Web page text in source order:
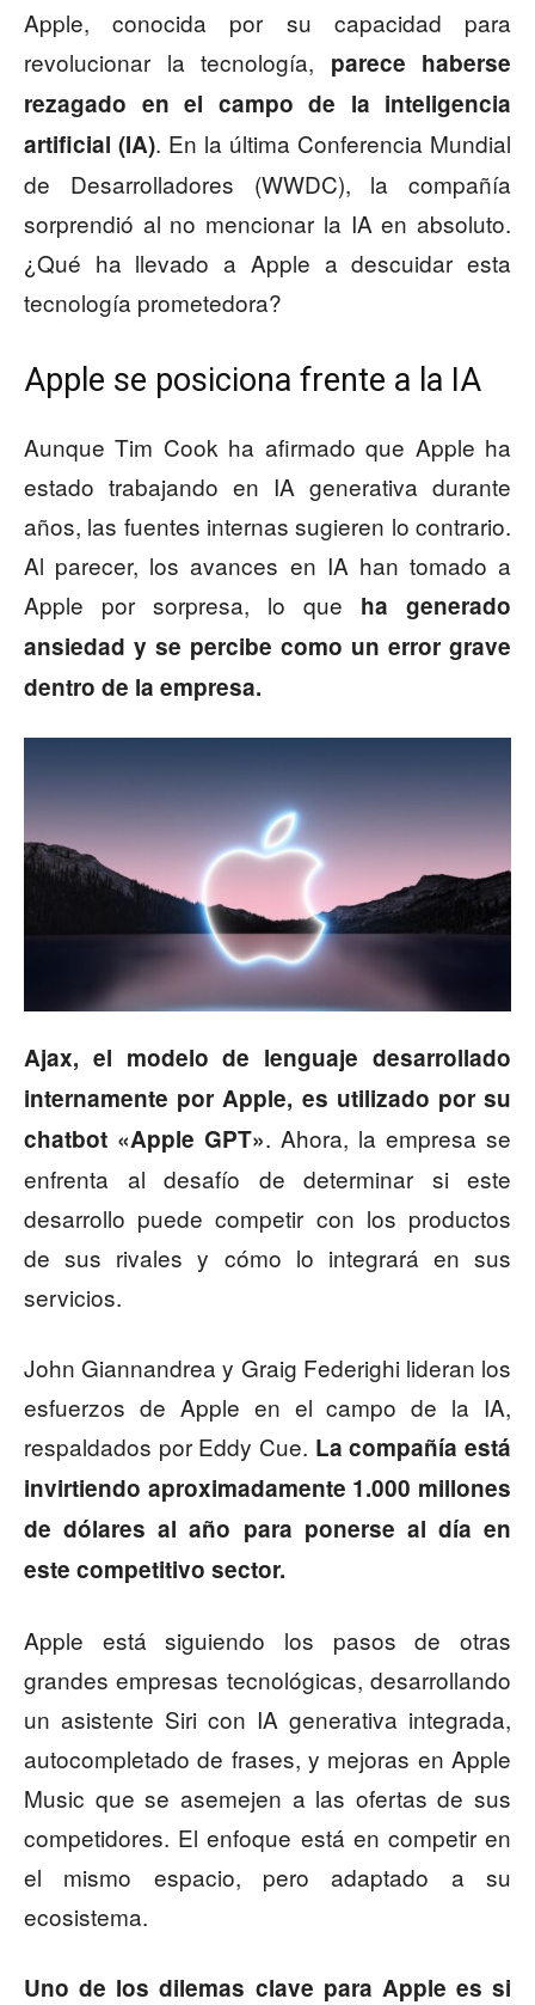
Apple, conocida por su capacidad para
revolucionar la tecnología, parece haberse
rezagado en el campo de la inteligencia
artificial (IA). En la última Conferencia Mundial
de Desarrolladores (WWDC), la compañía
sorprendió al no mencionar la IA en absoluto.
¿Qué ha llevado a Apple a descuidar esta
tecnología prometedora?
Apple se posiciona frente a la IA
Aunque Tim Cook ha afirmado que Apple ha
estado trabajando en IA generativa durante
años, las fuentes internas sugieren lo contrario.
Al parecer, los avances en IA han tomado a
Apple por sorpresa, lo que ha generado
ansiedad y se percibe como un error grave
dentro de la empresa.
Ajax, el modelo de lenguaje desarrollado
internamente por Apple, es utilizado por su
chatbot «Apple GPT». Ahora, la empresa se
enfrenta al desafío de determinar si este
desarrollo puede competir con los productos
de sus rivales y cómo lo integrará en sus
servicios.
John Giannandrea y Graig Federighi lideran los
esfuerzos de Apple en el campo de la IA,
respaldados por Eddy Cue. La compañía está
invirtiendo aproximadamente 1.000 millones
de dólares al año para ponerse al día en
este competitivo sector.
Apple está siguiendo los pasos de otras
grandes empresas tecnológicas, desarrollando
un asistente Siri con IA generativa integrada,
autocompletado de frases, y mejoras en Apple
Music que se asemejen a las ofertas de sus
competidores. El enfoque está en competir en
el mismo espacio, pero adaptado a su
ecosistema.
Uno de los dilemas clave para Apple es si